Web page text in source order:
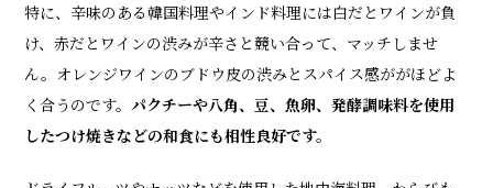
特に、辛味のある韓国料理やインド料理には白だとワインが負
け、赤だとワインの渋みが辛さと競い合って、マッチしませ
ん。オレンジワインのブドウ皮の渋みとスパイス感ががほどよ
く合うのです。パクチーや八角、豆、魚卵、発酵調味料を使用
したつけ焼きなどの和食にも相性良好です。